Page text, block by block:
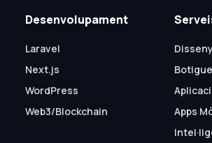
Desenvolupament
Laravel
Next.js
WordPress
Web3/Blockchain
Apps